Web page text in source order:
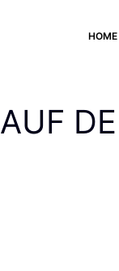
HOME
AUF